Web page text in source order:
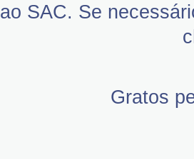
ao SAC. Se
Gratos